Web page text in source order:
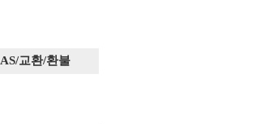
AS/교환/환불